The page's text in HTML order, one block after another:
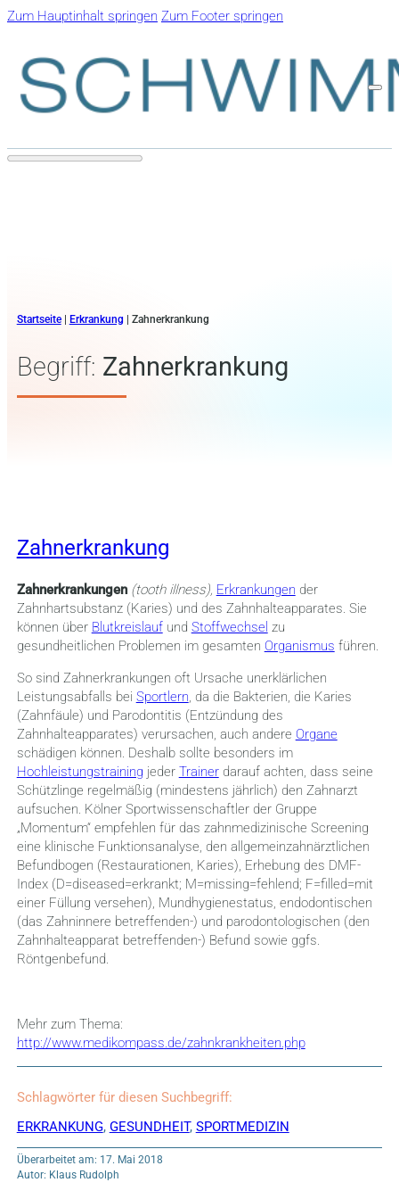
Zum Hauptinhalt springen Zum Footer springen
Startseite| Erkrankung Zahnerkrankung
Begriff: Zahnerkrankung
Zahnerkrankung
Zahnerkrankungen (tooth illness), Erkrankungen der
Zahnhartsubstanz (Karies) und des Zahnhalteapparates. Sie
können über Blutkreislaufund Stoffwechsel zu
gesundheitlichen Problemen im gesamten Organismus führen.
So sind Zahnerkrankungen oft Ursache unerklärlichen
Leistungsabfalls bei Sportlern, da die Bakterien, die Karies
(Zahnfäule) und Parodontitis (Entzündung des
Zahnhalteapparates) verursachen, auch andere Organe
schädigen können. Deshalb sollte besonders im
Hochleistungstraining jeder Trainerdarauf achten, dass seine
Schützlinge regelmäßig (mindestens jährlich) den Zahnarzt
aufsuchen. Kölner Sportwissenschaftler der Gruppe
„Momentum“ empfehlen für das zahnmedizinische Screening
eine klinische Funktionsanalyse, den allgemeinzahnärztlichen
Befundbogen (Restaurationen, Karies), Erhebung des DMF-
Index (D=diseased=erkrankt; M=missing=fehlend; F=filled=mit
einer Füllung versehen), Mundhygienestatus, endodontischen
(das Zahninnere betreffenden-) und parodontologischen (den
Zahnhalteapparat betreffenden-) Befund sowie ggfs.
Röntgenbefund.
Mehr zum Thema:
http://www.medikompass.de/zahnkrankheiten.php
Schlagwörter für diesen Suchbegriff:
ERKRANKUNG, GESUNDHEIT, SPORTMEDIZIN
Überarbeitet am: 17. Mai 2018
Autor: Klaus Rudolph